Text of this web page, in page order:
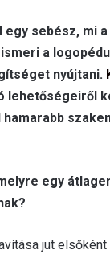
egy sebész,
a
nyújtani.
lehetőségeiről
egy
jut